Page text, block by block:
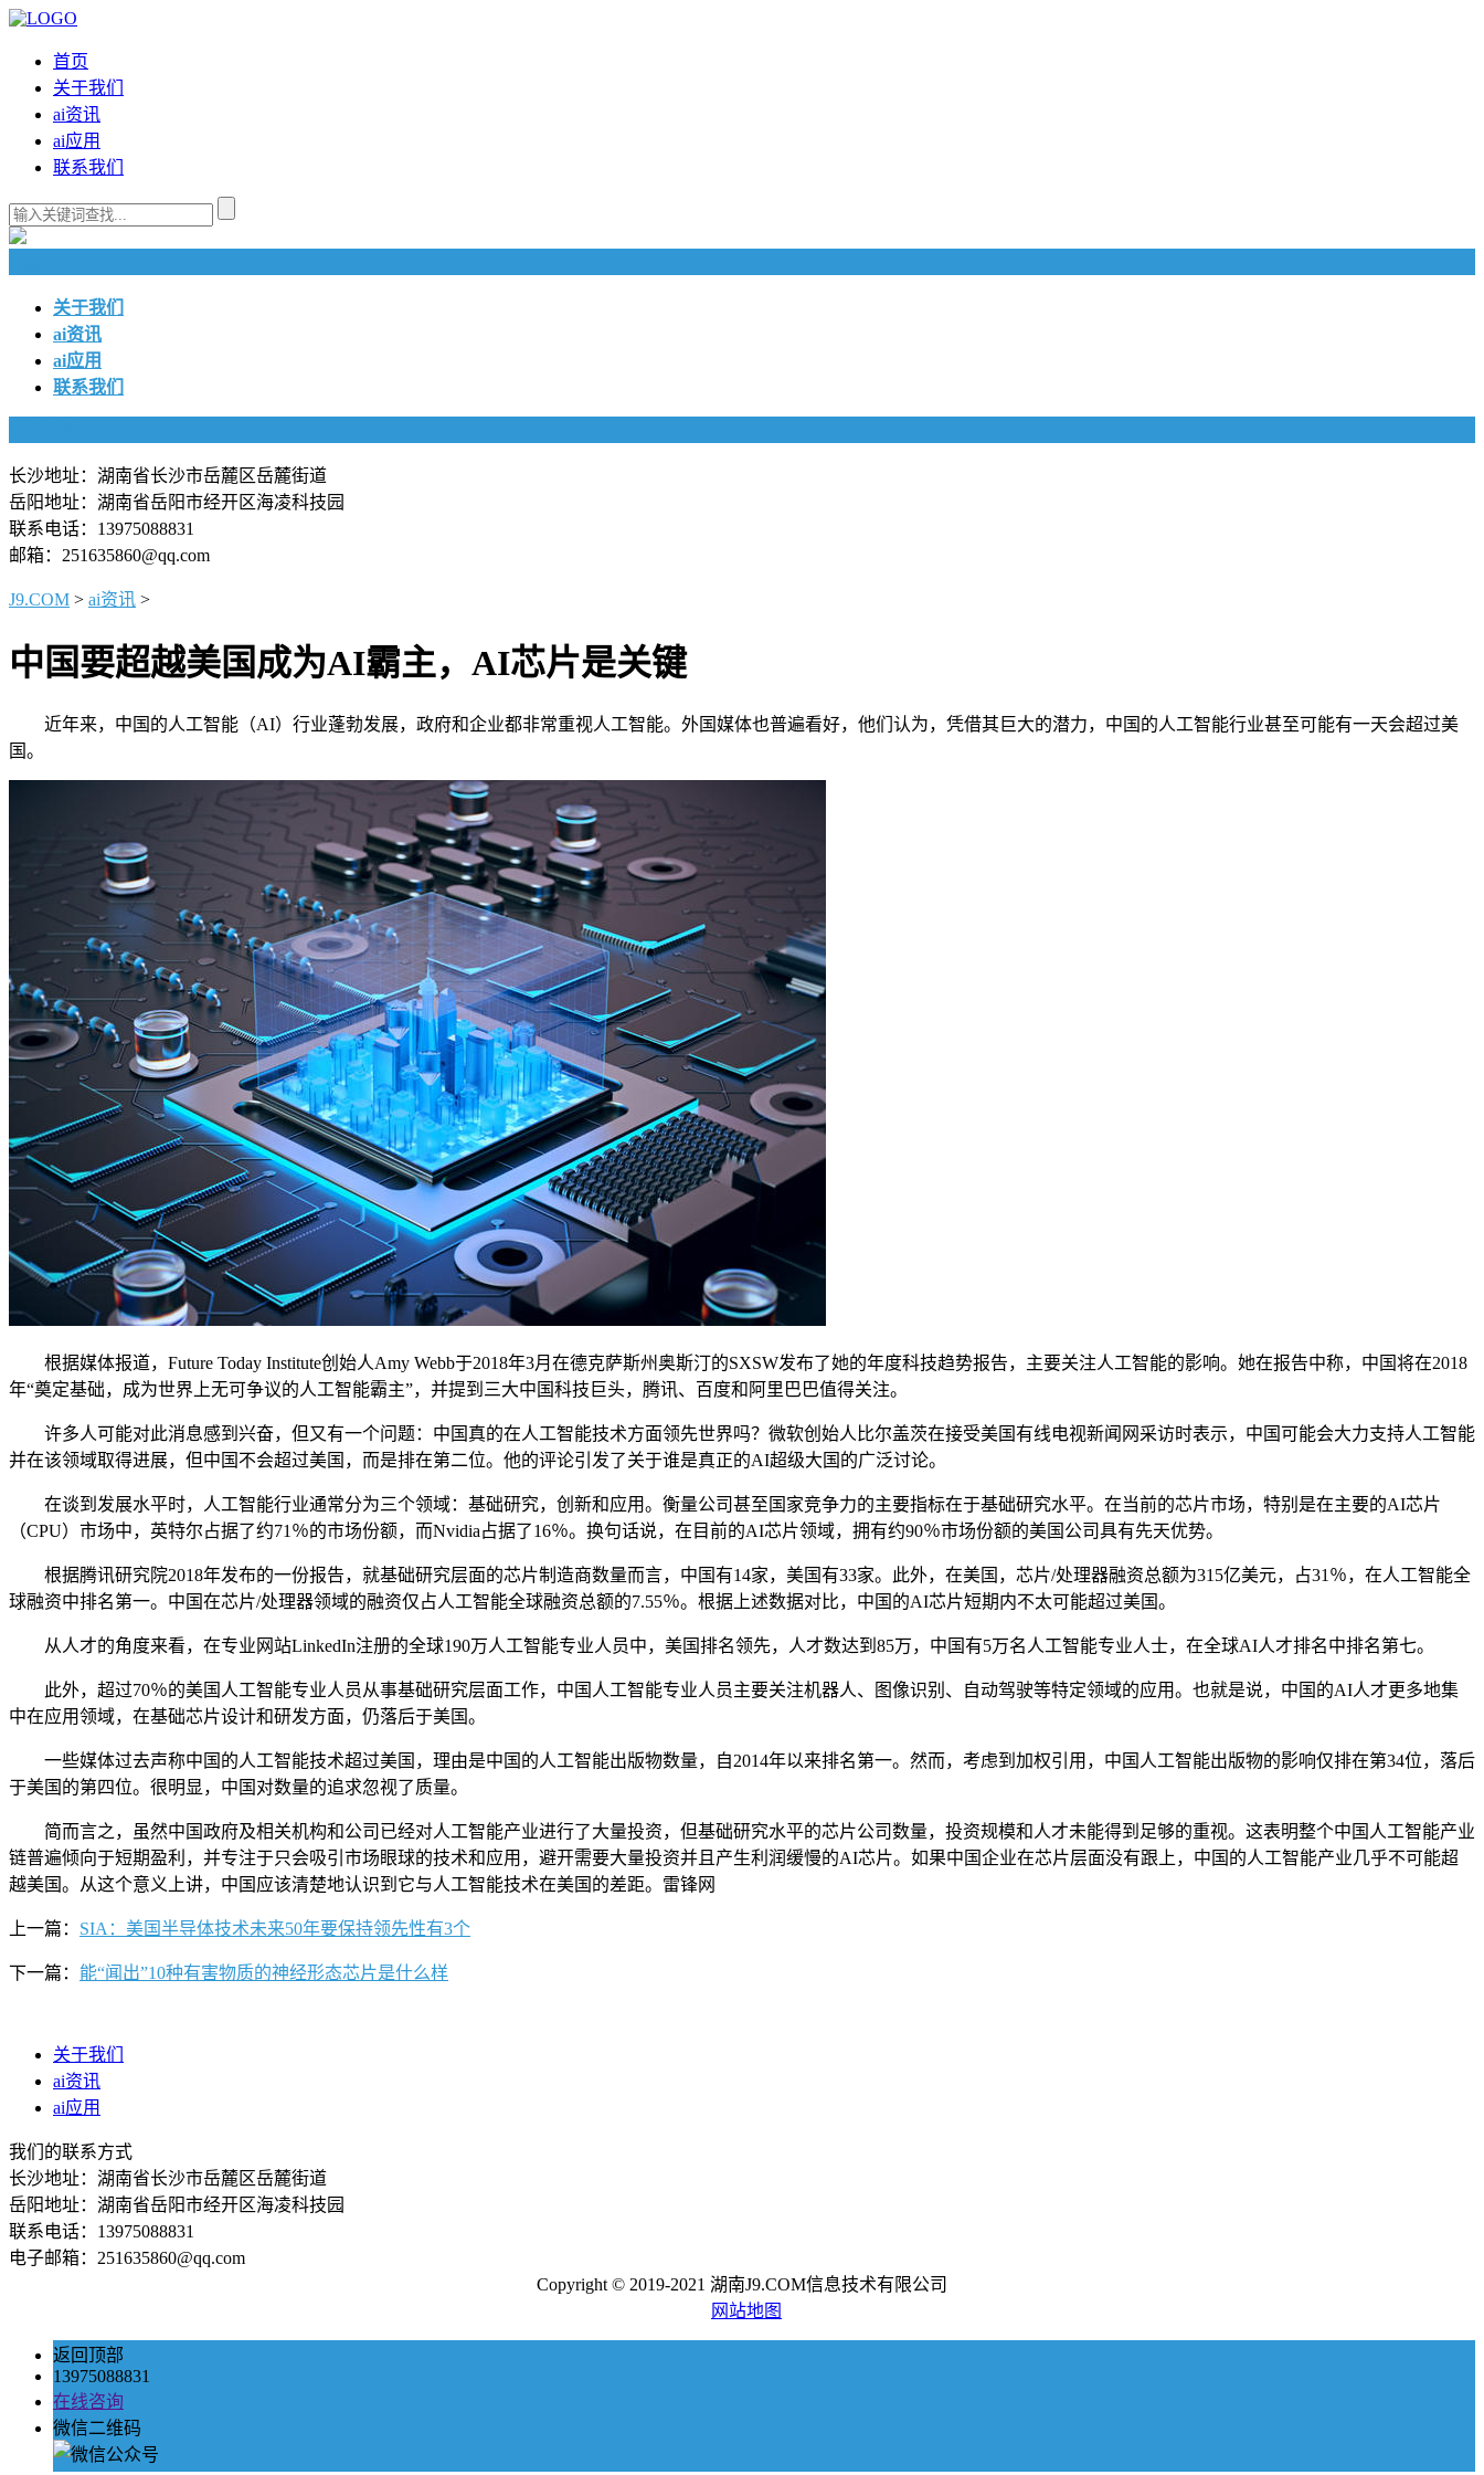
首页
关于我们
ai资讯
ai应用
联系我们
关于我们
ai资讯
ai应用
联系我们
长沙地址：湖南省长沙市岳麓区岳麓街道
岳阳地址：湖南省岳阳市经开区海凌科技园
联系电话：13975088831
邮箱：251635860@qq.com
J9.COM > ai资讯 >
中国要超越美国成为AI霸主，AI芯片是关键
近年来，中国的人工智能（AI）行业蓬勃发展，政府和企业都非常重视人工智能。外国媒体也普遍看好，他们认为，凭借其巨大的潜力，中国的人工智能行业甚至可能有一天会超过美
国。
根据媒体报道，Future Today Institute创始人Amy Webb于2018年3月在德克萨斯州奥斯汀的SXSW发布了她的年度科技趋势报告，主要关注人工智能的影响。她在报告中称，中国将在2018
年“奠定基础，成为世界上无可争议的人工智能霸主”，并提到三大中国科技巨头，腾讯、百度和阿里巴巴值得关注。
许多人可能对此消息感到兴奋，但又有一个问题：中国真的在人工智能技术方面领先世界吗？微软创始人比尔盖茨在接受美国有线电视新闻网采访时表示，中国可能会大力支持人工智能
并在该领域取得进展，但中国不会超过美国，而是排在第二位。他的评论引发了关于谁是真正的AI超级大国的广泛讨论。
在谈到发展水平时，人工智能行业通常分为三个领域：基础研究，创新和应用。衡量公司甚至国家竞争力的主要指标在于基础研究水平。在当前的芯片市场，特别是在主要的AI芯片
（CPU）市场中，英特尔占据了约71％的市场份额，而Nvidia占据了16％。换句话说，在目前的AI芯片领域，拥有约90％市场份额的美国公司具有先天优势。
根据腾讯研究院2018年发布的一份报告，就基础研究层面的芯片制造商数量而言，中国有14家，美国有33家。此外，在美国，芯片/处理器融资总额为315亿美元，占31％，在人工智能全
球融资中排名第一。中国在芯片/处理器领域的融资仅占人工智能全球融资总额的7.55％。根据上述数据对比，中国的AI芯片短期内不太可能超过美国。
从人才的角度来看，在专业网站LinkedIn注册的全球190万人工智能专业人员中，美国排名领先，人才数达到85万，中国有5万名人工智能专业人士，在全球AI人才排名中排名第七。
此外，超过70％的美国人工智能专业人员从事基础研究层面工作，中国人工智能专业人员主要关注机器人、图像识别、自动驾驶等特定领域的应用。也就是说，中国的AI人才更多地集
中在应用领域，在基础芯片设计和研发方面，仍落后于美国。
一些媒体过去声称中国的人工智能技术超过美国，理由是中国的人工智能出版物数量，自2014年以来排名第一。然而，考虑到加权引用，中国人工智能出版物的影响仅排在第34位，落后
于美国的第四位。很明显，中国对数量的追求忽视了质量。
简而言之，虽然中国政府及相关机构和公司已经对人工智能产业进行了大量投资，但基础研究水平的芯片公司数量，投资规模和人才未能得到足够的重视。这表明整个中国人工智能产业
链普遍倾向于短期盈利，并专注于只会吸引市场眼球的技术和应用，避开需要大量投资并且产生利润缓慢的AI芯片。如果中国企业在芯片层面没有跟上，中国的人工智能产业几乎不可能超
越美国。从这个意义上讲，中国应该清楚地认识到它与人工智能技术在美国的差距。雷锋网
上一篇： SIA：美国半导体技术未来50年要保持领先性有3个
下一篇： 能“闻出”10种有害物质的神经形态芯片是什么样
关于我们
ai资讯
ai应用
我们的联系方式
长沙地址：湖南省长沙市岳麓区岳麓街道
岳阳地址：湖南省岳阳市经开区海凌科技园
联系电话：13975088831
电子邮箱：251635860@qq.com
Copyright © 2019-2021 湖南J9.COM信息技术有限公司
网站地图
返回顶部
13975088831
在线咨询
微信二维码